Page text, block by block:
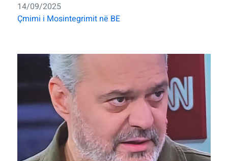
14/09/2025
Çmimi i Mosintegrimit në BE